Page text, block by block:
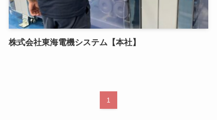
株式会社東海電機システム【本社】
1